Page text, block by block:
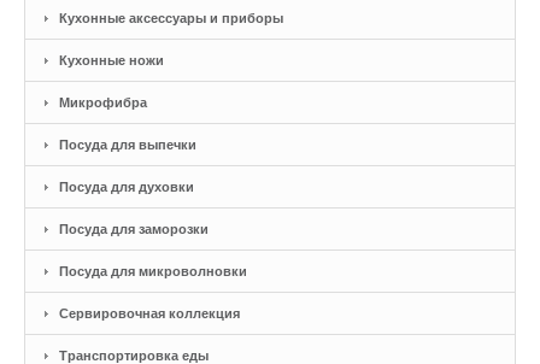
Кухонные аксессуары и приборы
Кухонные ножи
Микрофибра
Посуда для выпечки
Посуда для духовки
Посуда для заморозки
Посуда для микроволновки
Сервировочная коллекция
Транспортировка еды